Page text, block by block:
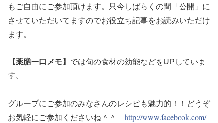
もご自由にご参加頂けます。只今しばらくの間「公開」に
させていただいて ますのでお役立ち記事をお読みいただけ
ます。
【薬膳一口メモ】 では旬の食材の効能などをUPしていま
す。
グループにご参加のみなさんのレシピも魅力的！！どうぞ
お気軽にご参加くださいね＾＾ http://www.facebook.com/